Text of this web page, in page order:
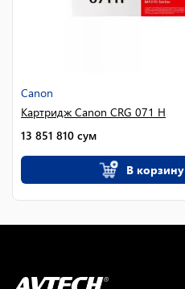
Canon
Картридж Canon CRG 071 H
13 851 810 сум
В корзину